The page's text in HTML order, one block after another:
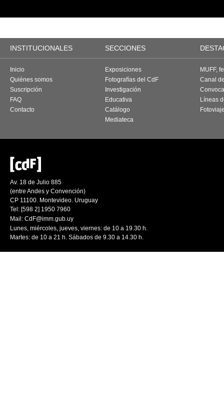
INSTITUCIONALES SECCIONES
Inicio
Quiénes somos
Suscripción
FAQ
Contacto
Exposiciones
Fotografías del CdF
Investigación
Educativa
Catálogo
Mediateca
MUFF,
Canal
Líneas
Av. 18 de Julio 885
(entre Andes y Convención)
CP 11100. Montevideo. Uruguay
Tel: [598 2] 1950 7960
Mail: CdF@imm.gub.uy
Lunes, miércoles, jueves, viernes: de 10 a 19.30 h.
Martes: de 10 a 21 h. Sábados de 9.30 a 14.30 h.